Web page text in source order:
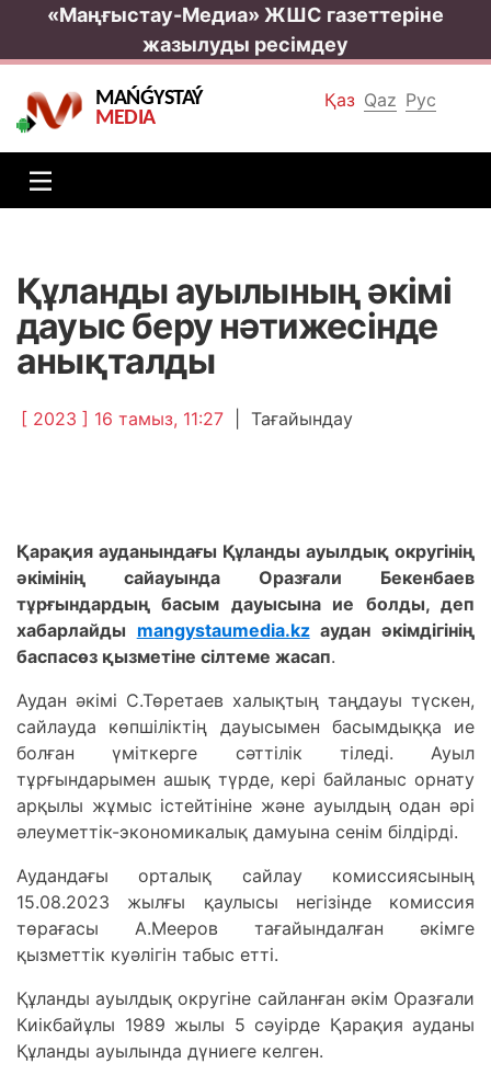
«Маңғыстау-Медиа» ЖШС газеттеріне
жазылуды ресімдеу
Қаз Qaz Рус
MAŃǴYSTAÝ
MEDIA
Құланды ауылының әкімі
дауыс беру нәтижесінде
анықталды
[ 2023 ] 16 тамыз, 11:27 Тағайындау
Қарақия ауданындағы Құланды ауылдық округінің
әкімінің сайауында Оразғали Бекенбаев
тұрғындардың басым дауысына ие болды, деп
хабарлайды mangystaumedia.kzаудан әкімдігінің
баспасөз қызметіне сілтеме жасап.
Аудан әкімі С.Төретаев халықтың таңдауы түскен,
сайлауда көпшіліктің дауысымен басымдыққа ие
болған үміткерге сәттілік тіледі. Ауыл
тұрғындарымен ашық түрде, кері байланыс орнату
арқылы жұмыс істейтініне және ауылдың одан әрі
әлеуметтік-экономикалық дамуына сенім білдірді.
Аудандағы орталық сайлау комиссиясының
15.08.2023 жылғы қаулысы негізінде комиссия
төрағасы А.Мееров тағайындалған әкімге
қызметтік куәлігін табыс етті.
Құланды ауылдық округіне сайланған әкім Оразғали
Киікбайұлы 1989 жылы 5 сәуірде Қарақия ауданы
Құланды ауылында дүниеге келген.